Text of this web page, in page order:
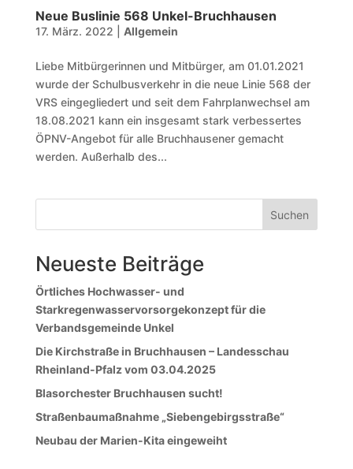
Neue Buslinie 568 Unkel-Bruchhausen
17. März. 2022 Allgemein
Liebe Mitbürgerinnen und Mitbürger, am 01.01.2021
wurde der Schulbusverkehr in die neue Linie 568 der
VRS eingegliedert und seit dem Fahrplanwechsel am
18.08.2021 kann ein insgesamt stark verbessertes
ÖPNV-Angebot für alle Bruchhausener gemacht
werden. Außerhalb des...
Suchen
Neueste Beiträge
Örtliches Hochwasser- und
Starkregenwasservorsorgekonzept für die
Verbandsgemeinde Unkel
Die Kirchstraße in Bruchhausen – Landesschau
Rheinland-Pfalz vom 03.04.2025
Blasorchester Bruchhausen sucht!
Straßenbaumaßnahme „Siebengebirgsstraße“
Neubau der Marien-Kita eingeweiht